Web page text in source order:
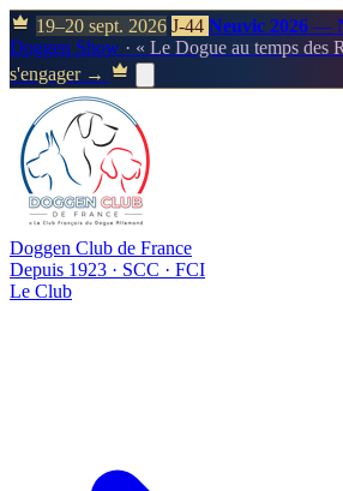
19–20 sept. 2026 J-44 Neuvic 2026 —
Doggen Show · « Le Dogue au temps des
s'engager →
Doggen Club de France
Depuis 1923 · SCC · FCI
Le Club